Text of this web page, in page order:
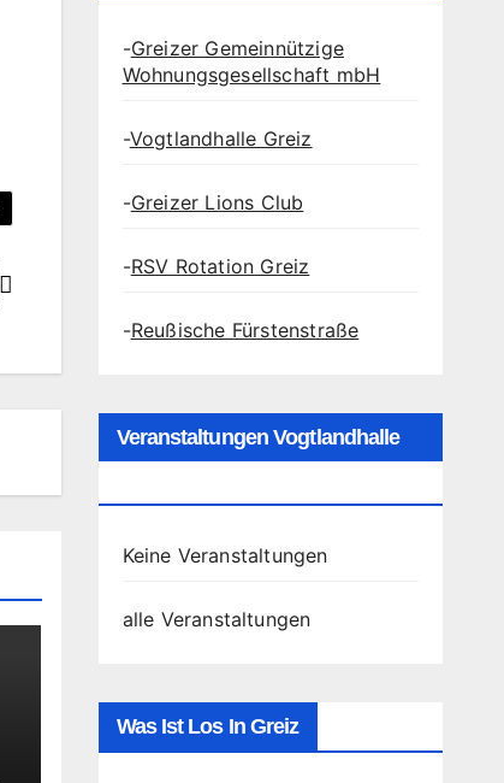
-Greizer Gemeinnützige
Wohnungsgesellschaft mbH
-Vogtlandhalle Greiz
-Greizer Lions Club
-RSV Rotation Greiz
-Reußische Fürstenstraße
Veranstaltungen Vogtlandhalle
Keine Veranstaltungen
alle Veranstaltungen
Was Ist Los In Greiz